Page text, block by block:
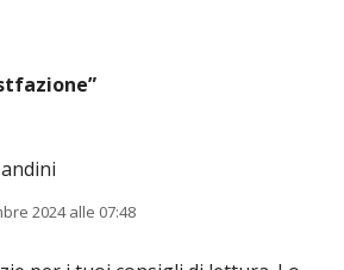
”
2024 alle 07:48